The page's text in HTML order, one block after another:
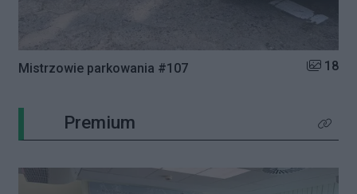
Mistrzowie parkowania #107 Liczba
18
Premium Kliknij